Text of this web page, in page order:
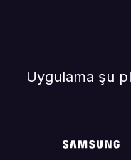
Uygulama şu